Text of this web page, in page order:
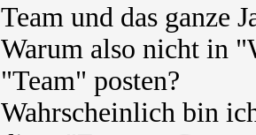
Team und das ganze
Warum also nicht in
"Team" posten?
Wahrscheinlich bin